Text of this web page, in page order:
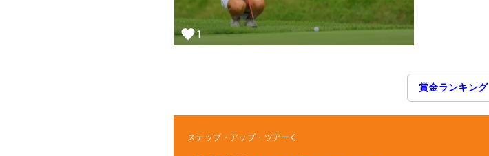
1
賞金ランキング
ステップ・アップ・ツアー